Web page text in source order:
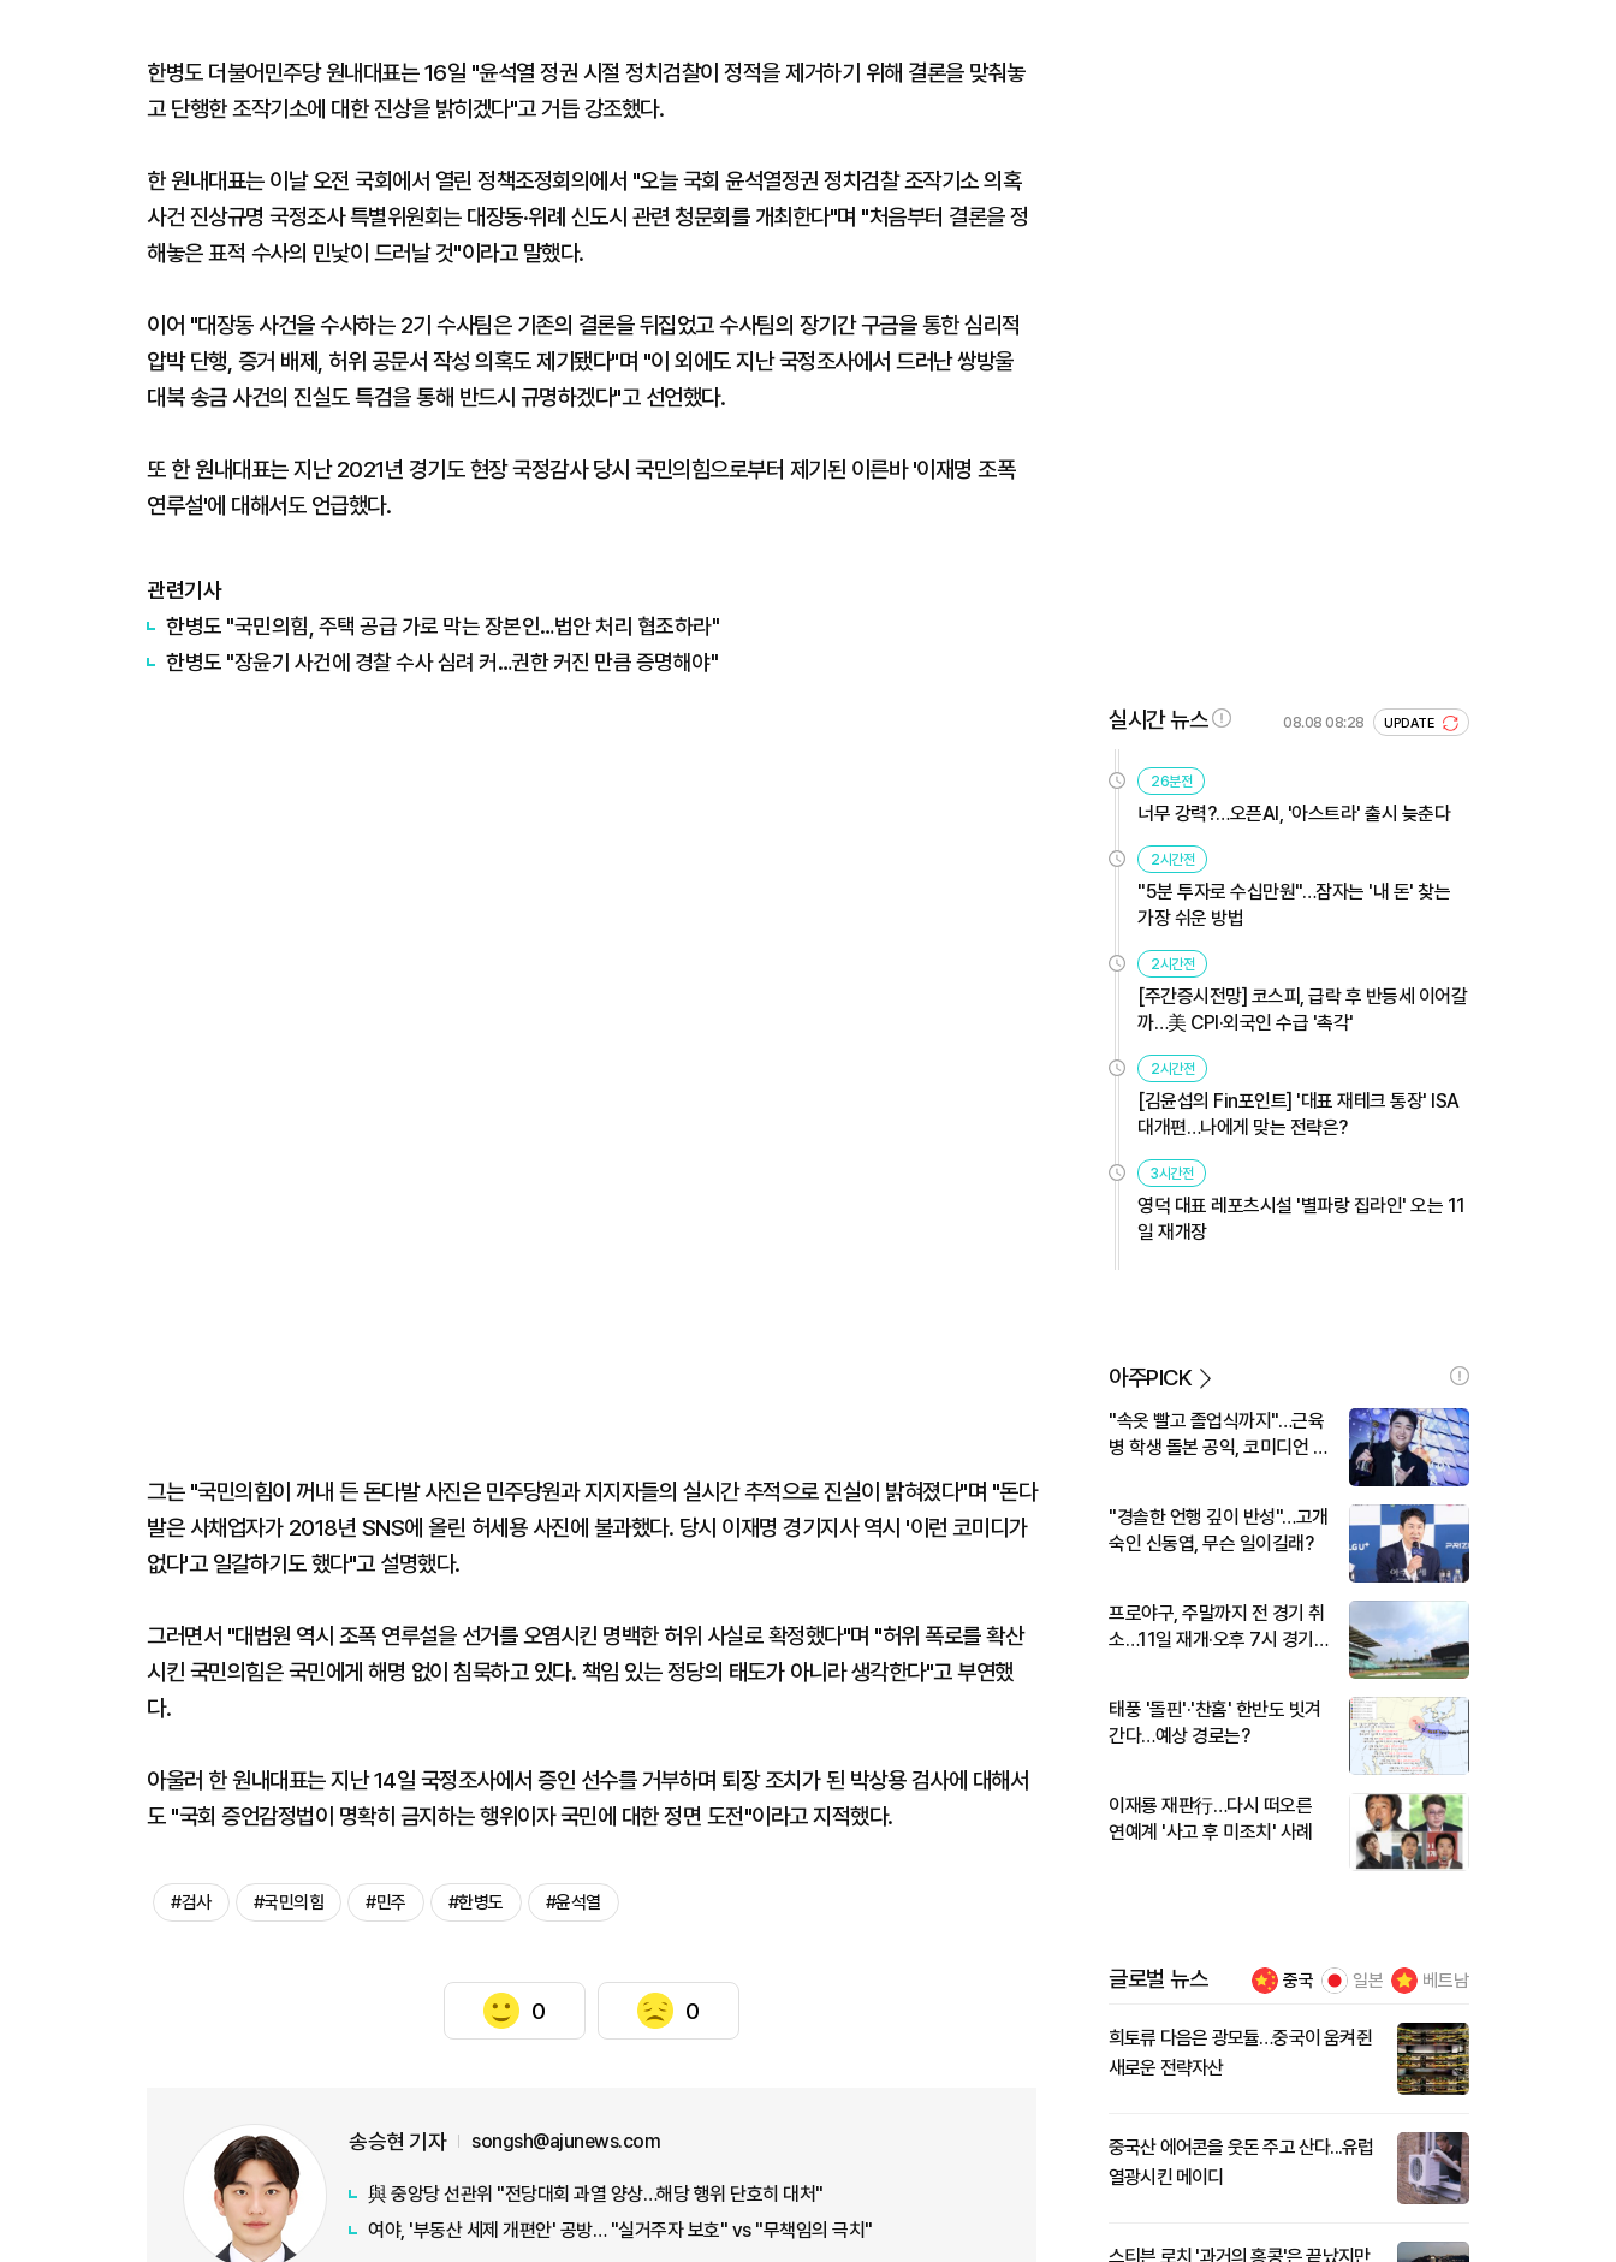
한병도 더불어민주당 원내대표는 16일 "윤석열 정권 시절 정치검찰이 정적을 제거하기 위해 결론을 맞춰놓
고 단행한 조작기소에 대한 진상을 밝히겠다"고 거듭 강조했다.
한 원내대표는 이날 오전 국회에서 열린 정책조정회의에서 "오늘 국회 윤석열정권 정치검찰 조작기소 의혹
사건 진상규명 국정조사 특별위원회는 대장동·위례 신도시 관련 청문회를 개최한다"며 "처음부터 결론을 정
해놓은 표적 수사의 민낯이 드러날 것"이라고 말했다.
이어 "대장동 사건을 수사하는 2기 수사팀은 기존의 결론을 뒤집었고 수사팀의 장기간 구금을 통한 심리적
압박 단행, 증거 배제, 허위 공문서 작성 의혹도 제기됐다"며 "이 외에도 지난 국정조사에서 드러난 쌍방울
대북 송금 사건의 진실도 특검을 통해 반드시 규명하겠다"고 선언했다.
또 한 원내대표는 지난 2021년 경기도 현장 국정감사 당시 국민의힘으로부터 제기된 이른바 '이재명 조폭
연루설'에 대해서도 언급했다.
관련기사
한병도 "국민의힘, 주택 공급 가로 막는 장본인…법안 처리 협조하라"
한병도 "장윤기 사건에 경찰 수사 심려 커…권한 커진 만큼 증명해야"
그는 "국민의힘이 꺼내 든 돈다발 사진은 민주당원과 지지자들의 실시간 추적으로 진실이 밝혀졌다"며 "돈다
발은 사채업자가 2018년 SNS에 올린 허세용 사진에 불과했다. 당시 이재명 경기지사 역시 '이런 코미디가
없다'고 일갈하기도 했다"고 설명했다.
그러면서 "대법원 역시 조폭 연루설을 선거를 오염시킨 명백한 허위 사실로 확정했다"며 "허위 폭로를 확산
시킨 국민의힘은 국민에게 해명 없이 침묵하고 있다. 책임 있는 정당의 태도가 아니라 생각한다"고 부연했
다.
아울러 한 원내대표는 지난 14일 국정조사에서 증인 선수를 거부하며 퇴장 조치가 된 박상용 검사에 대해서
도 "국회 증언감정법이 명확히 금지하는 행위이자 국민에 대한 정면 도전"이라고 지적했다.
#검사 #국민의힘 #민주 #한병도 #윤석열
0 0
송승현 기자 songsh@ajunews.com
與 중앙당 선관위 "전당대회 과열 양상…해당 행위 단호히 대처"
여야, '부동산 세제 개편안' 공방… "실거주자 보호" vs "무책임의 극치"
실시간 뉴스 08.08 08:28 UPDATE
26분전
너무 강력?…오픈AI, '아스트라' 출시 늦춘다
2시간전
"5분 투자로 수십만원"…잠자는 '내 돈' 찾는
가장 쉬운 방법
2시간전
[주간증시전망] 코스피, 급락 후 반등세 이어갈
까…美 CPI·외국인 수급 '촉각'
2시간전
[김윤섭의 Fin포인트] '대표 재테크 통장' ISA
대개편…나에게 맞는 전략은?
3시간전
영덕 대표 레포츠시설 '별파랑 집라인' 오는 11
일 재개장
아주PICK
"속옷 빨고 졸업식까지"…근육
병 학생 돌본 공익, 코미디언 김
"경솔한 언행 깊이 반성"…고개
숙인 신동엽, 무슨 일이길래?
프로야구, 주말까지 전 경기 취
소…11일 재개·오후 7시 경기
태풍 '돌핀'·'찬홈' 한반도 빗겨
간다…예상 경로는?
이재룡 재판行…다시 떠오른
연예계 '사고 후 미조치' 사례
글로벌 뉴스 중국 일본 베트남
희토류 다음은 광모듈…중국이 움켜쥔
새로운 전략자산
중국산 에어콘을 웃돈 주고 산다...유럽
열광시킨 메이디
스티븐 로치 '과거의 홍콩'은 끝났지만